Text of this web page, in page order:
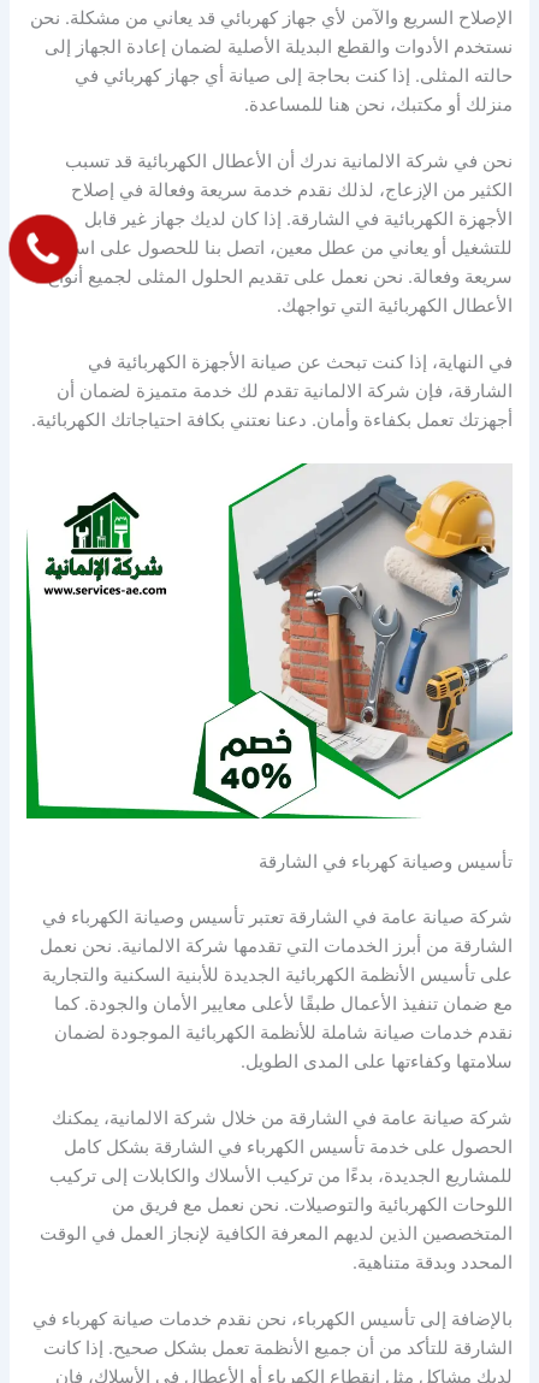
الإصلاح السريع والآمن لأي جهاز كهربائي قد يعاني من مشكلة. نحن
نستخدم الأدوات والقطع البديلة الأصلية لضمان إعادة الجهاز إلى
حالته المثلى. إذا كنت بحاجة إلى صيانة أي جهاز كهربائي في
منزلك أو مكتبك، نحن هنا للمساعدة.
نحن في شركة الالمانية ندرك أن الأعطال الكهربائية قد تسبب
الكثير من الإزعاج، لذلك نقدم خدمة سريعة وفعالة في إصلاح
الأجهزة الكهربائية في الشارقة. إذا كان لديك جهاز غير قابل
للتشغيل أو يعاني من عطل معين، اتصل بنا للحصول على استجابة
سريعة وفعالة. نحن نعمل على تقديم الحلول المثلى لجميع أنواع
الأعطال الكهربائية التي تواجهك.
في النهاية، إذا كنت تبحث عن صيانة الأجهزة الكهربائية في
الشارقة، فإن شركة الالمانية تقدم لك خدمة متميزة لضمان أن
أجهزتك تعمل بكفاءة وأمان. دعنا نعتني بكافة احتياجاتك الكهربائية.
تأسيس وصيانة كهرباء في الشارقة
شركة صيانة عامة في الشارقة تعتبر تأسيس وصيانة الكهرباء في
الشارقة من أبرز الخدمات التي تقدمها شركة الالمانية. نحن نعمل
على تأسيس الأنظمة الكهربائية الجديدة للأبنية السكنية والتجارية
مع ضمان تنفيذ الأعمال طبقًا لأعلى معايير الأمان والجودة. كما
نقدم خدمات صيانة شاملة للأنظمة الكهربائية الموجودة لضمان
سلامتها وكفاءتها على المدى الطويل.
شركة صيانة عامة في الشارقة من خلال شركة الالمانية، يمكنك
الحصول على خدمة تأسيس الكهرباء في الشارقة بشكل كامل
للمشاريع الجديدة، بدءًا من تركيب الأسلاك والكابلات إلى تركيب
اللوحات الكهربائية والتوصيلات. نحن نعمل مع فريق من
المتخصصين الذين لديهم المعرفة الكافية لإنجاز العمل في الوقت
المحدد وبدقة متناهية.
بالإضافة إلى تأسيس الكهرباء، نحن نقدم خدمات صيانة كهرباء في
الشارقة للتأكد من أن جميع الأنظمة تعمل بشكل صحيح. إذا كانت
لديك مشاكل مثل انقطاع الكهرباء أو الأعطال في الأسلاك، فإن